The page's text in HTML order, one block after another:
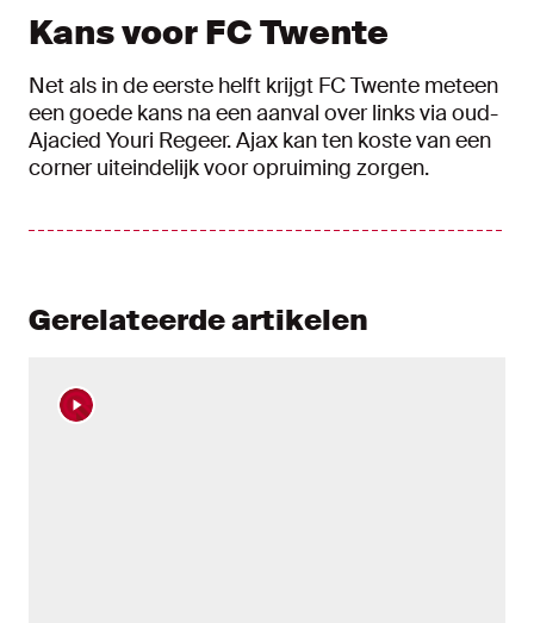
Kans voor FC Twente
Net als in de eerste helft krijgt FC Twente meteen
een goede kans na een aanval over links via oud-
Ajacied Youri Regeer. Ajax kan ten koste van een
corner uiteindelijk voor opruiming zorgen.
Gerelateerde artikelen